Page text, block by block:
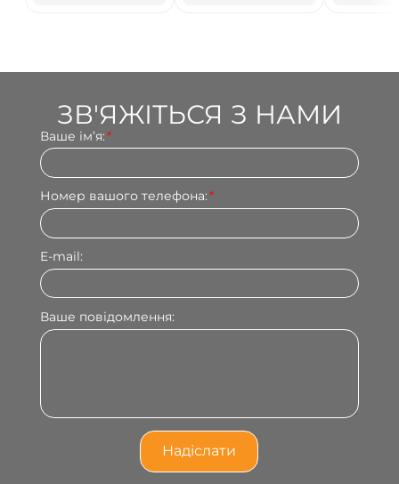
ЗВ'ЯЖІТЬСЯ З НАМИ
Ваше імʼя:*
Номер вашого телефона:*
E-mail:
Ваше повідомлення: